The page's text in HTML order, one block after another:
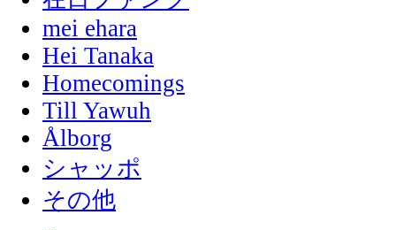
mei ehara
Hei Tanaka
Homecomings
Till Yawuh
Ålborg
シャッポ
その他